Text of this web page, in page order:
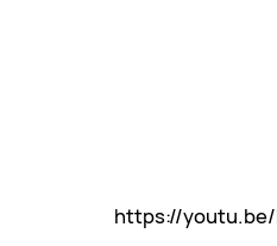
https://youtu.be/